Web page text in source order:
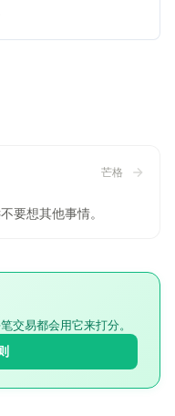
芒格
要想其他事情。
易都会用它来打分。